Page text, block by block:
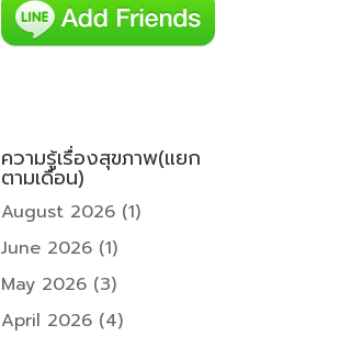
ความรู้เรื่องสุขภาพ(แยก
ตามเดือน)
August 2026 (1)
June 2026 (1)
May 2026 (3)
April 2026 (4)